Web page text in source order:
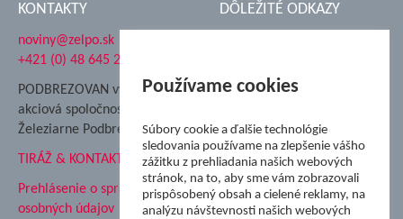
KONTAKTY
noviny@zelpo.sk
+421 (0) 48 645 2711
PODBREZOVAN vydáva
akciová spoločnosť
Železiarne Podbrezová
TIRÁŽ & KONTAKT
Prehlásenie o spracovaní
osobných údajov
DÔLEŽITÉ ODKAZY
Nadácia Železiarne
ŽP Informatika s.r.o.
ŠK Železiarne Podbrezová
Tále a.s.
Používame cookies
Súbory cookie a ďalšie technológie
sledovania používame na zlepšenie vášho
zážitku z prehliadania našich webových
stránok, na to, aby sme vám zobrazovali
prispôsobený obsah a cielené reklamy, na
analýzu návštevnosti našich webových